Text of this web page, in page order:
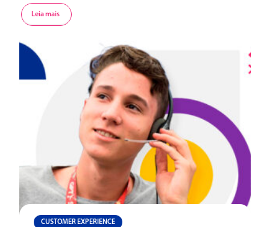
verdadeiramente conectados.
Leia mais
CUSTOMER EXPERIENCE